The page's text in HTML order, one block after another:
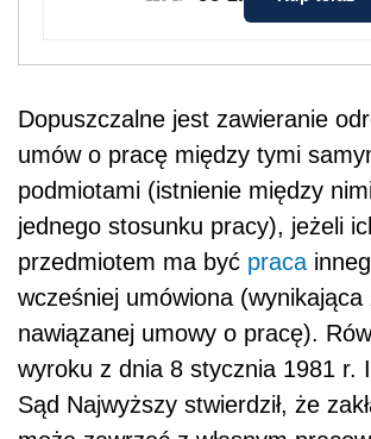
Dopuszczalne jest zawieranie
umów o pracę między tymi
podmiotami (istnienie między
jednego stosunku pracy), jeżeli
przedmiotem ma być praca
wcześniej umówiona (wynikająca
nawiązanej umowy o pracę).
wyroku z dnia 8 stycznia 1981 r.
Sąd Najwyższy stwierdził, że